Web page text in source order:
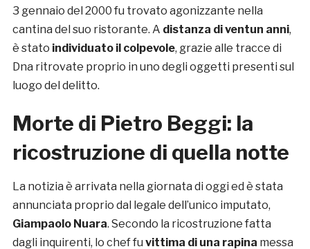
3 gennaio del 2000 fu trovato agonizzante nella
cantina del suo ristorante. A distanza di ventun anni,
è stato individuato il colpevole, grazie alle tracce di
Dna ritrovate proprio in uno degli oggetti presenti sul
luogo del delitto.
Morte di Pietro Beggi: la
ricostruzione di quella notte
La notizia è arrivata nella giornata di oggi ed è stata
annunciata proprio dal legale dell’unico imputato,
Giampaolo Nuara. Secondo la ricostruzione fatta
dagli inquirenti, lo chef fu vittima di una rapina messa